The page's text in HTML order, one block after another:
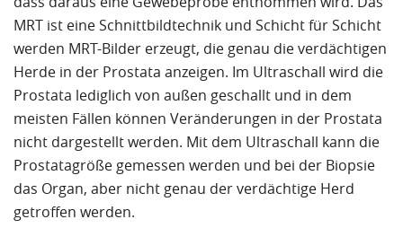
zu lassen. Ich bin im Nachgang wirklich sehr froh, da
die Biopsie völlig Schmerzfrei war und auch Stellen
der Prostata untersucht werden konnten, wo man
mit der Fusionsbiopsie gar nicht gefunden hätte. Ein
Termin habe ich bereits nach 2 Wochen erhalten
und das Ergebnis gleich nach 3 Tagen darauf. Frau
Borkowski hat die Biopsie bei mir gemacht und ich
kann nur sagen, wirklich TOP. So eine nette Person
und so einfühlsam, wirklich spitze. Ich werde die
Nachkontrollen ebenfalls auch immer mit an die
MRT ist eine Schnittbildtechnik und Schicht für Schicht
werden MRT-Bilder erzeugt, die genau die verdächtigen
Herde in der Prostata anzeigen. Im Ultraschall wird die
Prostata lediglich von außen geschallt und in dem
meisten Fällen können Veränderungen in der Prostata
nicht dargestellt werden. Mit dem Ultraschall kann die
Prostatagröße gemessen werden und bei der Biopsie
das Organ, aber nicht genau der verdächtige Herd
getroffen werden.